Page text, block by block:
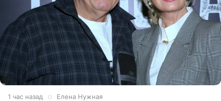
1 час назад Елена Нужная